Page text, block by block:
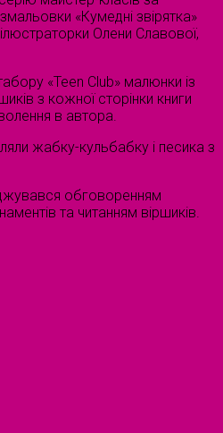
«Кумедні звірятка»
Олени Славової,
«Teen Club» малюнки із
з кожної сторінки книги
в автора.
жабку-кульбабку і песика з
обговоренням
та читанням віршиків.